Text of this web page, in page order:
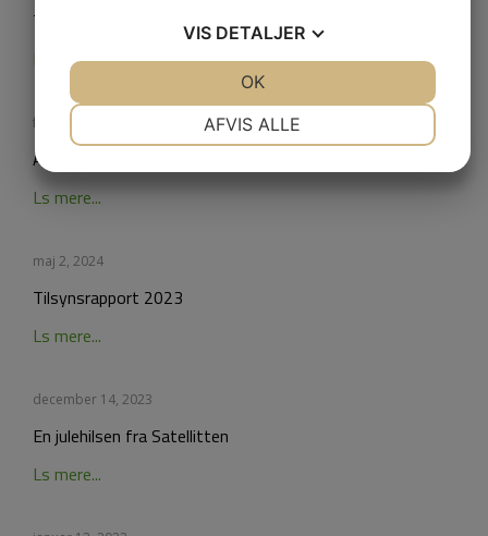
Tilsynsrapport 2025
Ls mere...
februar 6, 2025
Året 2024
Ls mere...
maj 2, 2024
Tilsynsrapport 2023
Ls mere...
december 14, 2023
En julehilsen fra Satellitten
Ls mere...
VIS DETALJER
AFVIS ALLE
OK